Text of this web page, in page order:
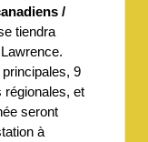
/
tiendra
9
régionales, et
seront
à